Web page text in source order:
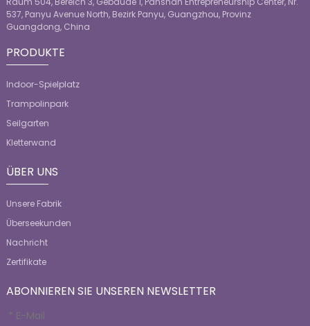
537, Panyu Avenue North, Bezirk Panyu, Guangzhou, Provinz
Guangdong, China
PRODUKTE
Indoor-Spielplatz
Trampolinpark
Seilgarten
Kletterwand
ÜBER UNS
Unsere Fabrik
Überseekunden
Nachricht
Zertifikate
ABONNIEREN SIE UNSEREN NEWSLETTER